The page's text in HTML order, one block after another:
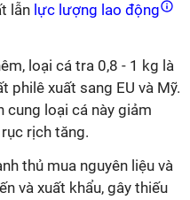
lẫn lực lượng lao động
loại cá tra 0,8 - 1 kg là
philê xuất sang EU và Mỹ.
cung loại cá này giảm
rịch tăng.
thủ mua nguyên liệu và
và xuất khẩu, gây thiếu